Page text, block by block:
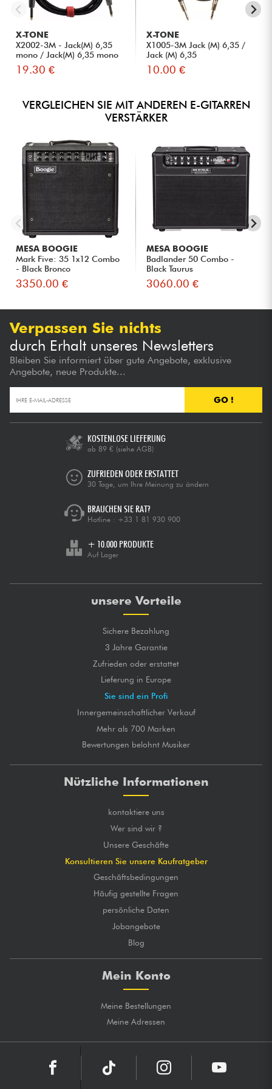
X-TONE
X2002-3M - Jack(M) 6,35
mono / Jack(M) 6,35 mono
S...
19.30 €
X-TONE
X1005-3M Jack (M) 6,35 /
Jack (M) 6,35
10.00 €
VERGLEICHEN SIE MIT ANDEREN E-GITARREN
VERSTÄRKER
MESA BOOGIE
Mark Five: 35 1x12 Combo
- Black Bronco
3350.00 €
MESA BOOGIE
Badlander 50 Combo -
Black Taurus
3060.00 €
Verpassen Sie nichts
durch Erhalt unseres Newsletters
Bleiben Sie informiert über gute Angebote, exklusive
Angebote, neue Produkte...
GO !
KOSTENLOSE LIEFERUNG
ab 89 € (siehe AGB)
ZUFRIEDEN ODER ERSTATTET
30 Tage, um Ihre Meinung zu ändern
BRAUCHEN SIE RAT?
Hotline : +33 1 81 930 900
+ 10.000 PRODUKTE
Auf Lager
unsere Vorteile
Sichere Bezahlung
3 Jahre Garantie
Zufrieden oder erstattet
Lieferung in Europe
Sie sind ein Profi
Innergemeinschaftlicher Verkauf
Mehr als 700 Marken
Bewertungen belohnt Musiker
Nützliche Informationen
kontaktiere uns
Wer sind wir ?
Unsere Geschäfte
Konsultieren Sie unsere Kaufratgeber
Geschäftsbedingungen
Häufig gestellte Fragen
persönliche Daten
Jobangebote
Blog
Mein Konto
Meine Bestellungen
Meine Adressen